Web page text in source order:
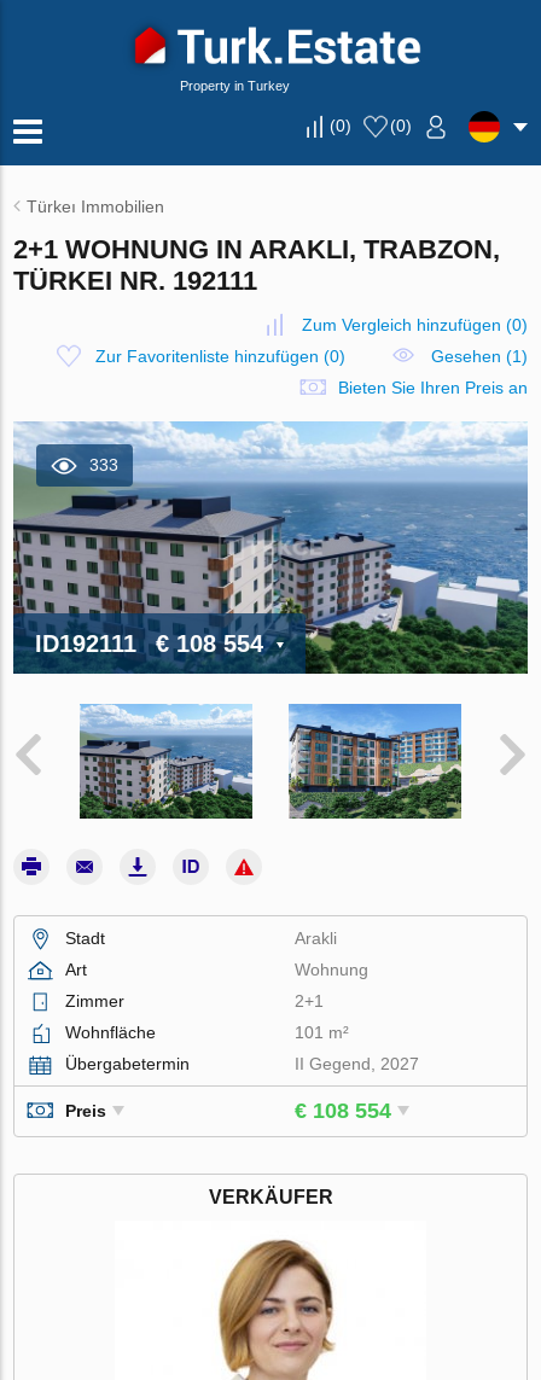
Property in Turkey
(0) (0)
Türkeı Immobilien
2+1 WOHNUNG IN ARAKLI, TRABZON,
TÜRKEI NR. 192111
Zum Vergleich hinzufügen (0)
Zur Favoritenliste hinzufügen (0)
Gesehen (1)
Bieten Sie Ihren Preis an
333
ID192111 € 108 554
Stadt
Arakli
Art
Wohnung
Zimmer
2+1
Wohnfläche
101 m²
Übergabetermin
II Gegend, 2027
Preis € 108 554
VERKÄUFER